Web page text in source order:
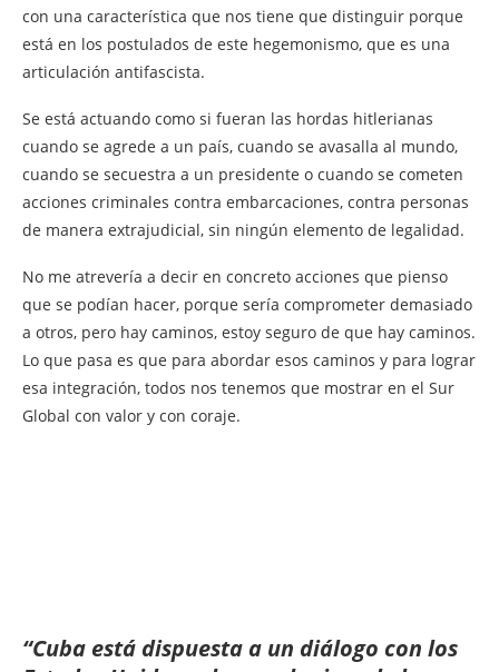
con una característica que nos tiene que distinguir porque
está en los postulados de este hegemonismo, que es una
articulación antifascista.
Se está actuando como si fueran las hordas hitlerianas
cuando se agrede a un país, cuando se avasalla al mundo,
cuando se secuestra a un presidente o cuando se cometen
acciones criminales contra embarcaciones, contra personas
de manera extrajudicial, sin ningún elemento de legalidad.
No me atrevería a decir en concreto acciones que pienso
que se podían hacer, porque sería comprometer demasiado
a otros, pero hay caminos, estoy seguro de que hay caminos.
Lo que pasa es que para abordar esos caminos y para lograr
esa integración, todos nos tenemos que mostrar en el Sur
Global con valor y con coraje.
“Cuba está dispuesta a un diálogo con los